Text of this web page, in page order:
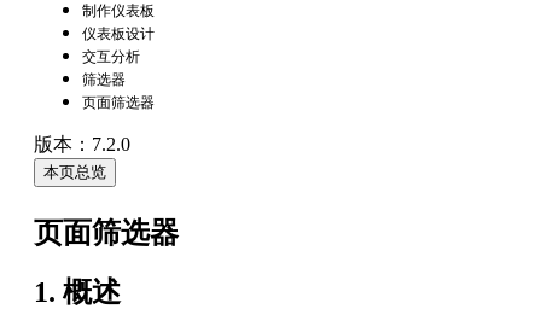
制作仪表板
仪表板设计
交互分析
筛选器
页面筛选器
版本：7.2.0
本页总览
页面筛选器
1. 概述